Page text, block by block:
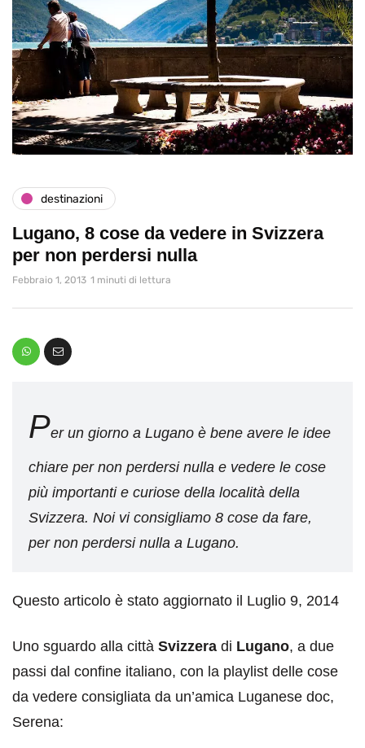
destinazioni
Lugano, 8 cose da vedere in Svizzera
per non perdersi nulla
Febbraio 1, 2013 1 minuti di lettura
Per un giorno a Lugano è bene avere le idee
chiare per non perdersi nulla e vedere le cose
più importanti e curiose della località della
Svizzera. Noi vi consigliamo 8 cose da fare,
per non perdersi nulla a Lugano.
Questo articolo è stato aggiornato il Luglio 9, 2014
Uno sguardo alla città Svizzera di Lugano, a due
passi dal confine italiano, con la playlist delle cose
da vedere consigliata da un’amica Luganese doc,
Serena: